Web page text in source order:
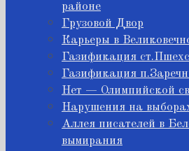
районе
Грузовой Двор
Карьеры в
Газификация
Газификация
Нет — Олимпийской
Нарушения на
Аллея писателей в
вымирания